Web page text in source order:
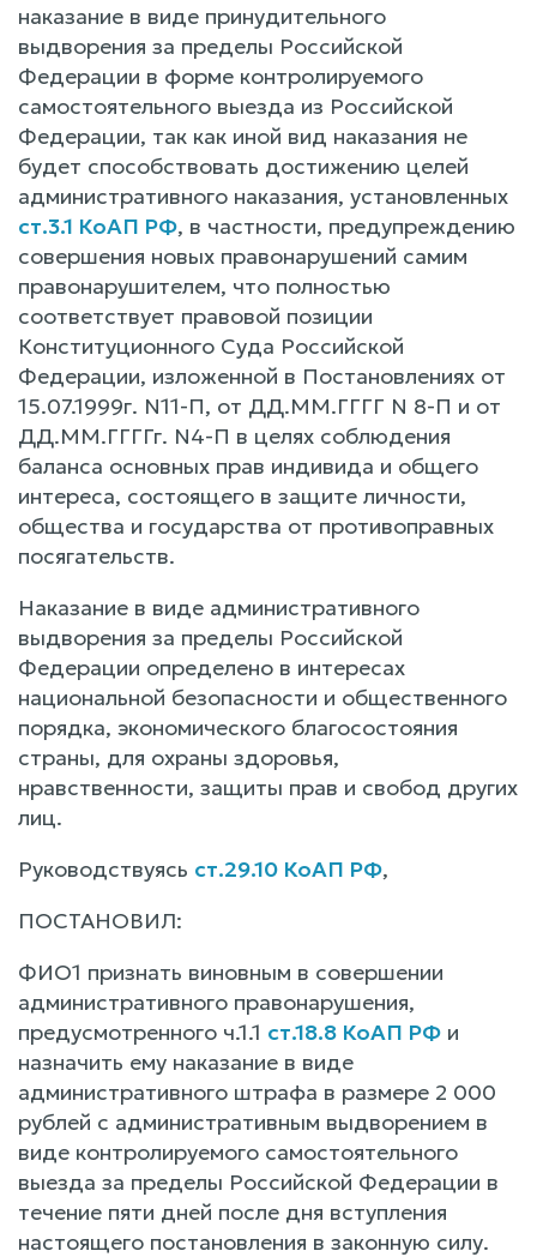
наказание в виде принудительного
выдворения за пределы Российской
Федерации в форме контролируемого
самостоятельного выезда из Российской
Федерации, так как иной вид наказания не
будет способствовать достижению целей
административного наказания, установленных
ст.3.1 КоАП РФ, в частности, предупреждению
совершения новых правонарушений самим
правонарушителем, что полностью
соответствует правовой позиции
Конституционного Суда Российской
Федерации, изложенной в Постановлениях от
15.07.1999г. N11-П, от ДД.ММ.ГГГГ N 8-П и от
ДД.ММ.ГГГГг. N4-П в целях соблюдения
баланса основных прав индивида и общего
интереса, состоящего в защите личности,
общества и государства от противоправных
посягательств.
Наказание в виде административного
выдворения за пределы Российской
Федерации определено в интересах
национальной безопасности и общественного
порядка, экономического благосостояния
страны, для охраны здоровья,
нравственности, защиты прав и свобод других
лиц.
Руководствуясь ст.29.10 КоАП РФ,
ПОСТАНОВИЛ:
ФИО1 признать виновным в совершении
административного правонарушения,
предусмотренного ч.1.1 ст.18.8 КоАП РФ и
назначить ему наказание в виде
административного штрафа в размере 2 000
рублей с административным выдворением в
виде контролируемого самостоятельного
выезда за пределы Российской Федерации в
течение пяти дней после дня вступления
настоящего постановления в законную силу.